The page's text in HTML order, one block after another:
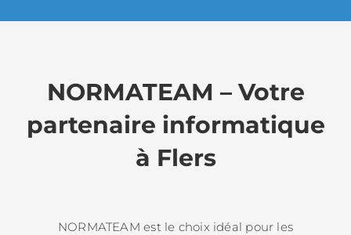
NORMATEAM – Votre
partenaire informatique
à Flers
NORMATEAM est le choix idéal pour les